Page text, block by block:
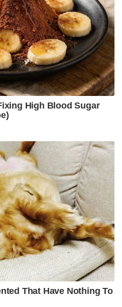
താമരശ്ശേരി സ്വദേശി
പാക്കറ്റ് മയക്കുമരുന്ന്
ആശുപത്രിയിൽ
ജീവൻ